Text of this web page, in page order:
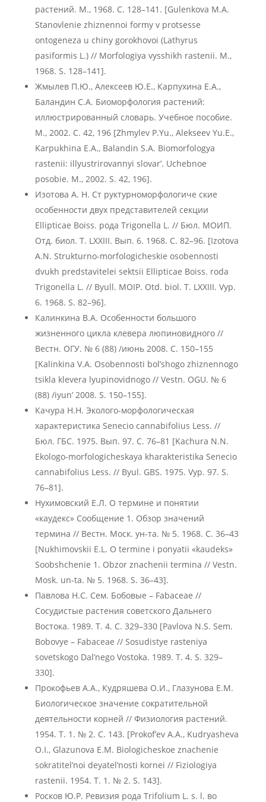
растений. М., 1968. С. 128–141. [Gulenkova M.A.
Stanovlenie zhiznennoi formy v protsesse
ontogeneza u chiny gorokhovoi (Lathyrus
pasiformis L.) // Morfologiya vysshikh rastenii. M.,
1968. S. 128–141].
Жмылев П.Ю., Алексеев Ю.Е., Карпухина Е.А.,
Баландин С.А. Биоморфология растений:
иллюстрированный словарь. Учебное пособие.
М., 2002. С. 42, 196 [Zhmylev P.Yu., Alekseev Yu.E.,
Karpukhina E.A., Balandin S.A. Biomorfologya
rastenii: illyustrirovannyi slovar’. Uchebnoe
posobie. M., 2002. S. 42, 196].
Изотова А. Н. Ст руктурноморфологиче ские
особенности двух представителей секции
Ellipticae Boiss. рода Trigonella L. // Бюл. МОИП.
Отд. биол. Т. LXXIII. Вып. 6. 1968. С. 82–96. [Izotova
A.N. Strukturno-morfologicheskie osobennosti
dvukh predstavitelei sektsii Ellipticae Boiss. roda
Trigonella L. // Byull. MOIP. Otd. biol. T. LXXIII. Vyp.
6. 1968. S. 82–96].
Калинкина В.А. Особенности большого
жизненного цикла клевера люпиновидного //
Вестн. ОГУ. № 6 (88) /июнь 2008. С. 150–155
[Kalinkina V.A. Osobennosti bol’shogo zhiznennogo
tsikla klevera lyupinovidnogo // Vestn. OGU. № 6
(88) /iyun’ 2008. S. 150–155].
Качура Н.Н. Эколого-морфологическая
характеристика Senecio cannabifolius Less. //
Бюл. ГБС. 1975. Вып. 97. С. 76–81 [Kachura N.N.
Ekologo-morfologicheskaya kharakteristika Senecio
cannabifolius Less. // Byul. GBS. 1975. Vyp. 97. S.
76–81].
Нухимовский Е.Л. О термине и понятии
«каудекс» Сообщение 1. Обзор значений
термина // Вестн. Моск. ун-та. № 5. 1968. С. 36–43
[Nukhimovskii E.L. O termine i ponyatii «kaudeks»
Soobshchenie 1. Obzor znachenii termina // Vestn.
Mosk. un-ta. № 5. 1968. S. 36–43].
Павлова Н.С. Сем. Бобовые – Fabaceae //
Сосудистые растения советского Дальнего
Востока. 1989. Т. 4. С. 329–330 [Pavlova N.S. Sem.
Bobovye – Fabaceae // Sosudistye rasteniya
sovetskogo Dal’nego Vostoka. 1989. T. 4. S. 329–
330].
Прокофьев А.А., Кудряшева О.И., Глазунова Е.М.
Биологическое значение сократительной
деятельности корней // Физиология растений.
1954. Т. 1. № 2. С. 143. [Prokof’ev A.A., Kudryasheva
O.I., Glazunova E.M. Biologicheskoe znachenie
sokratitel’noi deyatel’nosti kornei // Fiziologiya
rastenii. 1954. T. 1. № 2. S. 143].
Росков Ю.Р. Ревизия рода Trifolium L. s. l. во